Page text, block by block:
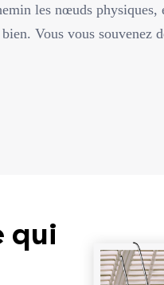
les nœuds physiques,
Vous vous souvenez
qui